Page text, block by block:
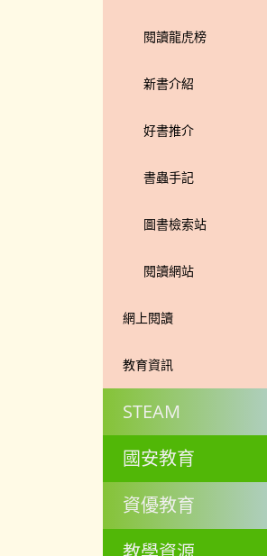
閱讀龍虎榜
新書介紹
好書推介
書蟲手記
圖書檢索站
閱讀網站
網上閱讀
教育資訊
STEAM
國安教育
資優教育